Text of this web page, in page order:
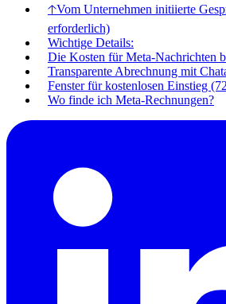
🡡Vom Unternehmen initiierte
erforderlich)
Wichtige Details:
Die Kosten für Meta-Nachrichten
Transparente Abrechnung mit
Fenster für kostenlosen Einstieg
Wo finde ich Meta-Rechnungen?